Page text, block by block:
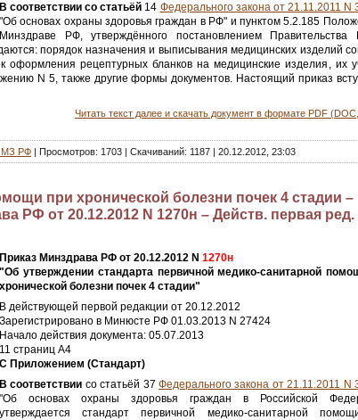
В соответствии со статьёй 14 Федерального закона от 21.11.2011 N
"Об основах охраны здоровья граждан в РФ" и пунктом 5.2.185
Минздраве РФ, утверждённого постановлением
порядок назначения и выписывания медицинских изделий
оформления рецептурных бланков на медицинские изделия, их
N 5, также другие формы документов. Настоящий приказ
Читать текст далее и скачать документ в формате PDF (DOC,
МЗ РФ | Просмотров: 1703 | Скачиваний: 1187 | 20.12.2012, 23:03
при хронической болезни почек 4 стадии –
РФ от 20.12.2012 N 1270н – Действ. первая ред.
Приказ Минздрава РФ от 20.12.2012 N 1270н
"Об утверждении стандарта первичной медико-санитарной
хронической болезни почек 4 стадии"
В действующей первой редакции от 20.12.2012
Зарегистрировано в Минюсте РФ 01.03.2013 N 27424
Начало действия документа: 05.07.2013
11 страниц А4
С Приложением (Стандарт)
В соответствии со статьёй 37Федерального закона от 21.11.2011 N
"Об основах охраны здоровья граждан в Российской
утверждается стандарт первичной медико-санитарной